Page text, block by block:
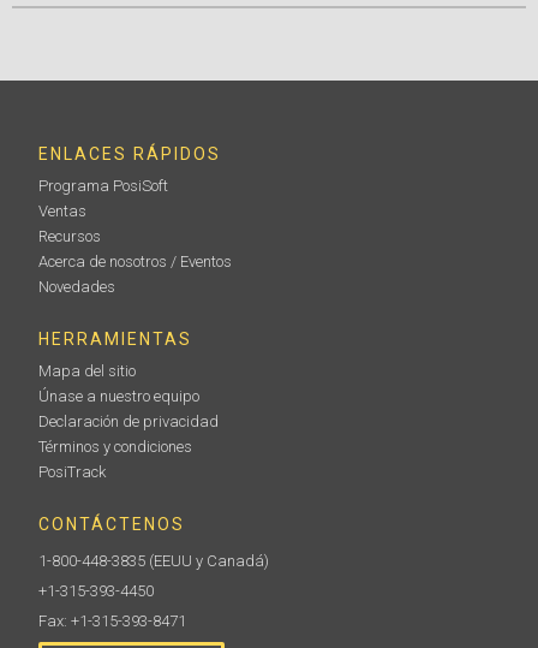
ENLACES RÁPIDOS
Programa PosiSoft
Ventas
Recursos
Acerca de nosotros / Eventos
Novedades
HERRAMIENTAS
Mapa del sitio
Únase a nuestro equipo
Declaración de privacidad
Términos y condiciones
PosiTrack
CONTÁCTENOS
1-800-448-3835 (EEUU y Canadá)
+1-315-393-4450
Fax: +1-315-393-8471